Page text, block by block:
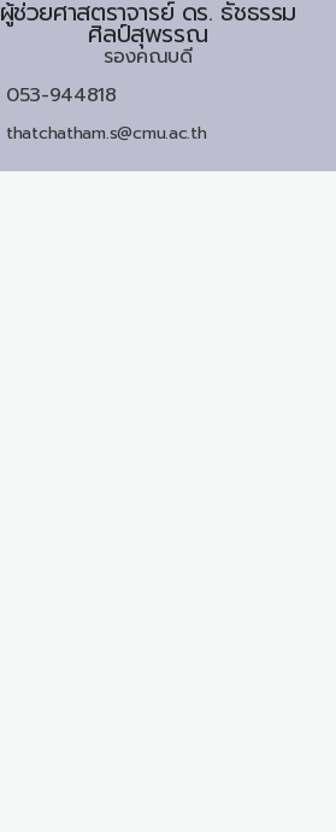
ผู้ช่วยศาสตราจารย์ ดร. ธัชธรรม
ศิลป์สุพรรณ
รองคณบดี
053-944818
thatchatham.s@cmu.ac.th